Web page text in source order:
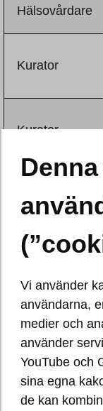
Vi använder
användarna,
medier och
använder
YouTube och
sina egna
de kan
Hälsovårdare
Kurator
Kurator
Köket
Städning